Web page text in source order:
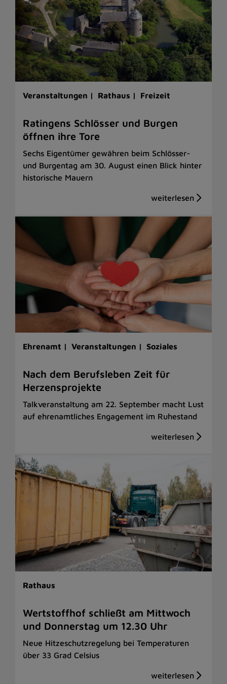
Veranstaltungen | Rathaus | Freizeit
Ratingens Schlösser und Burgen
öffnen ihre Tore
Sechs Eigentümer gewähren beim Schlösser-
und Burgentag am 30. August einen Blick hinter
historische Mauern
Ehrenamt | Veranstaltungen | Soziales
Nach dem Berufsleben Zeit für
Herzensprojekte
Talkveranstaltung am 22. September macht Lust
auf ehrenamtliches Engagement im Ruhestand
Rathaus
Wertstoffhof schließt am Mittwoch
und Donnerstag um 12.30 Uhr
Neue Hitzeschutzregelung bei Temperaturen
über 33 Grad Celsius